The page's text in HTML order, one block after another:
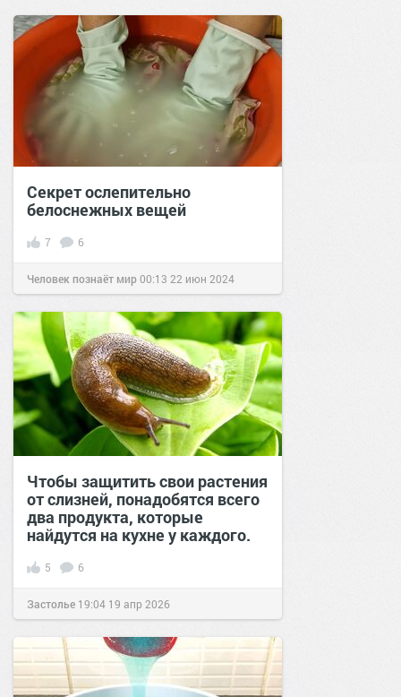
Секрет ослепительно
белоснежных вещей
7 6
Человек познаёт мир00:13 22 июн 2024
Чтобы защитить свои растения
от слизней, понадобятся всего
два продукта, которые
найдутся на кухне у каждого.
5 6
Застолье 19:04 19 апр 2026